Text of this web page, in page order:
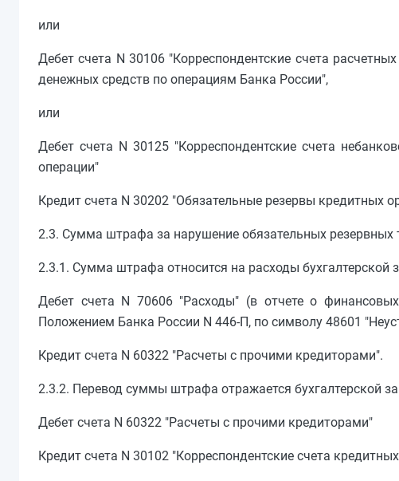
или
Дебет счета N 30106 "Корреспондентские счета
денежных средств по операциям Банка России",
или
Дебет счета N 30125 "Корреспондентские счета
операции"
Кредит счета N 30202 "Обязательные резервы кредитных
2.3. Сумма штрафа за нарушение обязательных
2.3.1. Сумма штрафа относится на расходы бухгалтерской
Дебет счета N 70606 "Расходы" (в отчете о
Положением Банка России N 446-П, по символу 48601
Кредит счета N 60322 "Расчеты с прочими кредиторами".
2.3.2. Перевод суммы штрафа отражается бухгалтерской
Дебет счета N 60322 "Расчеты с прочими кредиторами"
Кредит счета N 30102 "Корреспондентские счета